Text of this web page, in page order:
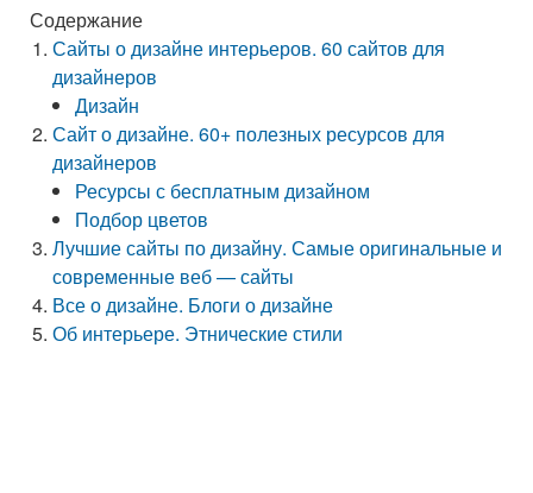
Содержание
Сайты о дизайне интерьеров. 60 сайтов для
дизайнеров
Дизайн
Сайт о дизайне. 60+ полезных ресурсов для
дизайнеров
Ресурсы с бесплатным дизайном
Подбор цветов
Лучшие сайты по дизайну. Самые оригинальные и
современные веб — сайты
Все о дизайне. Блоги о дизайне
Об интерьере. Этнические стили